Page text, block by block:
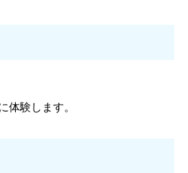
体験します。